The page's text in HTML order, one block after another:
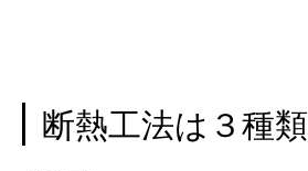
断熱工法は３種類